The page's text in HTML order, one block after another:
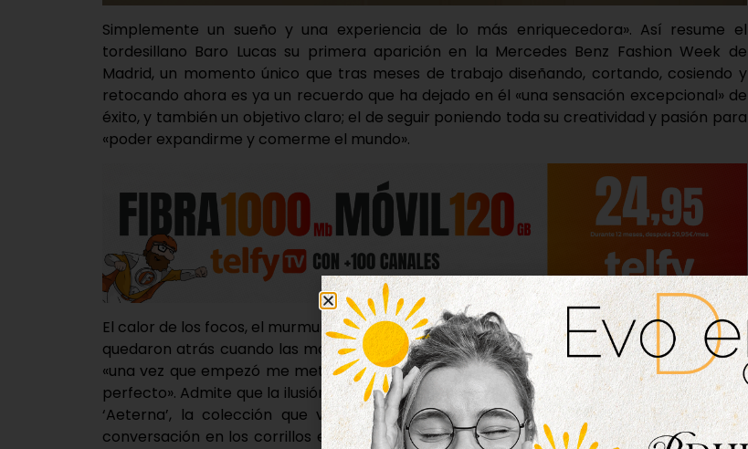
Simplemente un sueño y una experiencia de lo más enriquecedora». Así resume el
tordesillano Baro Lucas su primera aparición en la Mercedes Benz Fashion Week de
Madrid, un momento único que tras meses de trabajo diseñando, cortando, cosiendo y
retocando ahora es ya un recuerdo que ha dejado en él «una sensación excepcional» de
éxito, y también un objetivo claro; el de seguir poniendo toda su creatividad y pasión para
«poder expandirme y comerme el mundo».
El calor de los focos, el murmullo de los espectadores y el nerviosismo de esa primera vez
quedaron atrás cuando las modelos comenzaron a desfilar, pues, según explica el joven,
«una vez que empezó me metí de lleno en el desfile y solo me importó que saliera todo
perfecto». Admite que la ilusión por este deseo cumplido aún no se le va del cuerpo, pues
‘Aeterna’, la colección que vio la luz en esta gran pasarela, todavía es motivo de
conversación en los corrillos expertos, donde según revela Lucas, «está recibiendo unas